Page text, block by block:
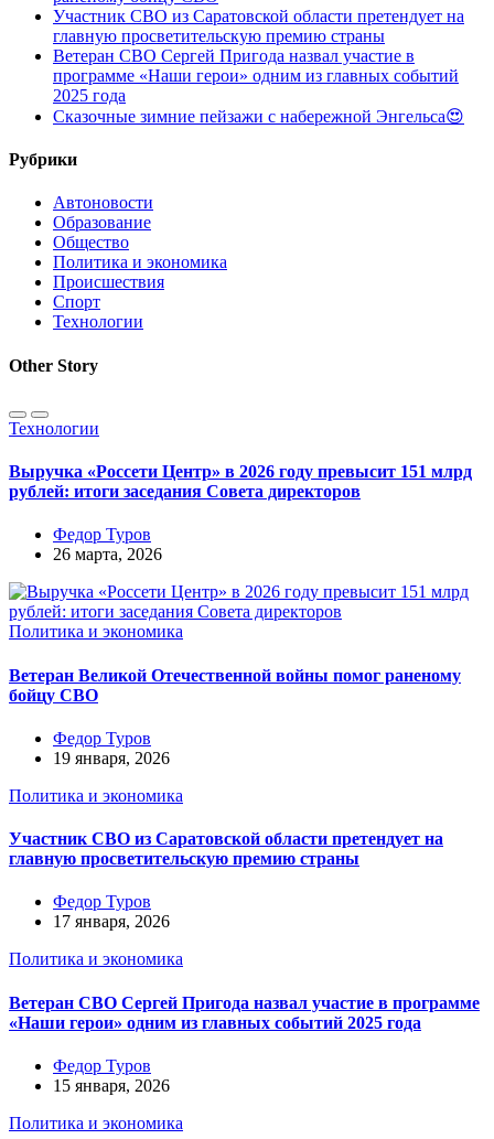
Участник СВО из Саратовской области претендует на
главную просветительскую премию страны
Ветеран СВО Сергей Пригода назвал участие в
программе «Наши герои» одним из главных событий
2025 года
Сказочные зимние пейзажи с набережной Энгельса😍
Рубрики
Автоновости
Образование
Общество
Политика и экономика
Происшествия
Спорт
Технологии
Other Story
Технологии
Выручка «Россети Центр» в 2026 году превысит 151 млрд
рублей: итоги заседания Совета директоров
Федор Туров
26 марта, 2026
Политика и экономика
Ветеран Великой Отечественной войны помог раненому
бойцу СВО
Федор Туров
19 января, 2026
Политика и экономика
Участник СВО из Саратовской области претендует на
главную просветительскую премию страны
Федор Туров
17 января, 2026
Политика и экономика
Ветеран СВО Сергей Пригода назвал участие в программе
«Наши герои» одним из главных событий 2025 года
Федор Туров
15 января, 2026
Политика и экономика